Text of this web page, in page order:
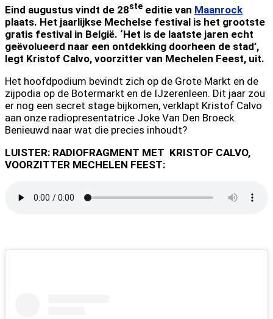
Eind augustus vindt de 28ste editie van Maanrock
plaats. Het jaarlijkse Mechelse festival is het grootste
gratis festival in België. ‘Het is de laatste jaren echt
geëvolueerd naar een ontdekking doorheen de stad’,
legt Kristof Calvo, voorzitter van Mechelen Feest, uit.
Het hoofdpodium bevindt zich op de Grote Markt en de
zijpodia op de Botermarkt en de IJzerenleen. Dit jaar zou
er nog een secret stage bijkomen, verklapt Kristof Calvo
aan onze radiopresentatrice Joke Van Den Broeck.
Benieuwd naar wat die precies inhoudt?
LUISTER: RADIOFRAGMENT MET KRISTOF CALVO,
VOORZITTER MECHELEN FEEST: